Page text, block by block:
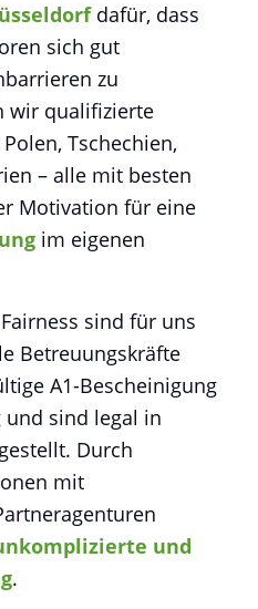
dafür, dass
sich gut
zu
wir qualifizierte
Tschechien,
– alle mit besten
Motivation für eine
im eigenen
sind für uns
Betreuungskräfte
A1-Bescheinigung
sind legal in
Durch
mit
und
.